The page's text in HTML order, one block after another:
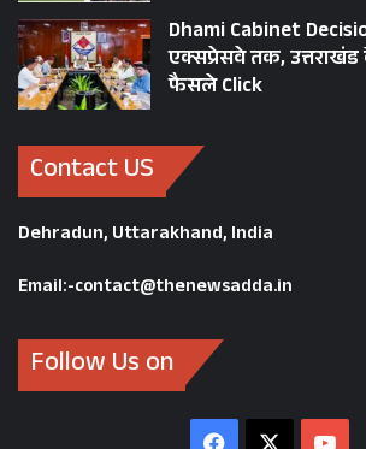
Dhami Cabinet
एक्सप्रेसवे तक,
फैसले Click
Contact US
Dehradun, Uttarakhand, India
Email:-contact@thenewsadda.in
Follow Us on
Facebook